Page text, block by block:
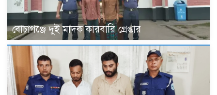
বোচাগঞ্জে দুই মাদক কারবারি গ্রেপ্তার